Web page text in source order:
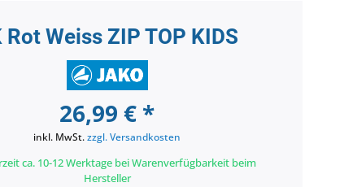
Rot Weiss ZIP TOP KIDS
26,99 € *
inkl. MwSt.zzgl. Versandkosten
ca. 10-12 Werktage bei Warenverfügbarkeit beim
Hersteller